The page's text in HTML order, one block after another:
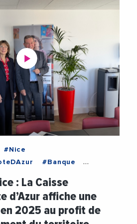
#Nice
#Banque
#ClaudeValade
#Tourisme
#Videos
: La Caisse
d’Azur affiche une
2025 au profit de